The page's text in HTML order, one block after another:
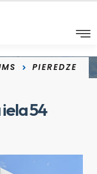
PIEREDZE
54